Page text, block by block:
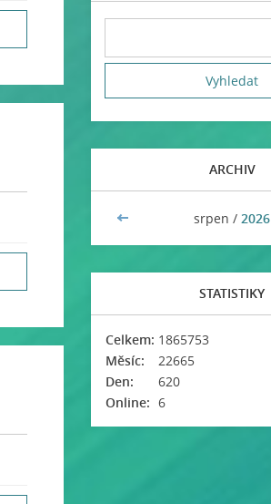
ARCHIV
<< srpen / 2026
STATISTIKY
Online: 6
Celkem: 1865753
Měsíc:
22665
Den:
620